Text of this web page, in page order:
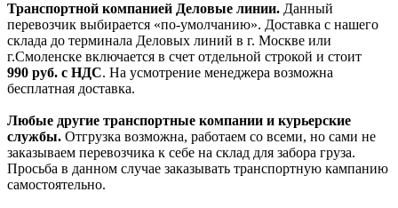
Транспортной компанией Деловые линии. Данный
перевозчик выбирается «по-умолчанию». Доставка с нашего
склада до терминала Деловых линий в г. Москве или
г.Смоленске включается в счет отдельной строкой и стоит
990 руб. с НДС. На усмотрение менеджера возможна
бесплатная доставка.
Любые другие транспортные компании и курьерские
службы. Отгрузка возможна, работаем со всеми, но сами не
заказываем перевозчика к себе на склад для забора груза.
Просьба в данном случае заказывать транспортную кампанию
самостоятельно.